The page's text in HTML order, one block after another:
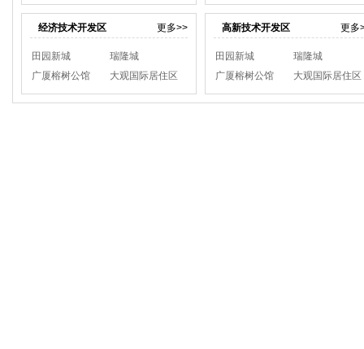
经济技术开发区 更多>>
田园新城
瑞隆城
广厦榕树公馆
大观国际居住区
高新技术开发区 更多
田园新城
瑞隆城
广厦榕树公馆
大观国际居住区